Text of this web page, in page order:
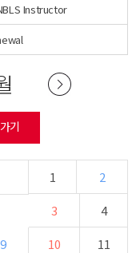
Instructor
기
1
2
3
4
9 10
11